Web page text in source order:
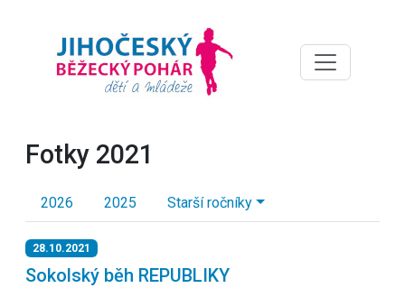
Fotky 2021
2026 2025 Starší ročníky
28.10.2021
Sokolský běh REPUBLIKY